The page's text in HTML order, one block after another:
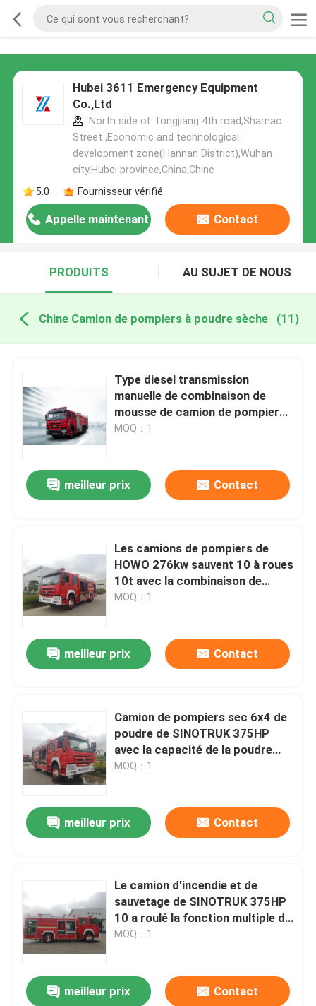
Hubei 3611 Emergency Equipment
Co.,Ltd
North side of Tongjiang 4th road,Shamao
Street ,Economic and technological
development zone(Hannan District),Wuhan
city,Hubei province,China,Chine
5.0
Fournisseur vérifié
Appelle maintenant Contact
PRODUITS AU SUJET DE NOUS
Chine Camion de pompiers à poudre sèche (11)
Type diesel transmission
manuelle de combinaison de
mousse de camion de pompiers
de poudre sèche
MOQ：1
meilleur prix Contact
Les camions de pompiers de
HOWO 276kw sauvent 10 à roues
10t avec la combinaison de
poudre de mousse
MOQ：1
meilleur prix Contact
Camion de pompiers sec 6x4 de
poudre de SINOTRUK 375HP
avec la capacité de la poudre
2000kg
MOQ：1
meilleur prix Contact
Le camion d'incendie et de
sauvetage de SINOTRUK 375HP
10 a roulé la fonction multiple de
poudre de mousse de l'eau
MOQ：1
meilleur prix Contact